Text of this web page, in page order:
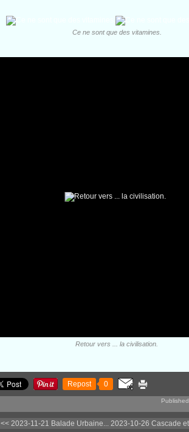
Ce ne sont que des vitamines.
Retour vers ... la civilisation.
Repost 0
<< 2023-11-21 Balade Urbaine... 2023-10-26 Cascade